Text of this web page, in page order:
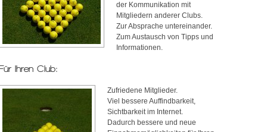
der Kommunikation mit
Mitgliedern anderer Clubs.
Zur Absprache untereinander.
Zum Austausch von Tipps und
Informationen.
Ihren Club:
Zufriedene Mitglieder.
Viel bessere Auffindbarkeit,
Sichtbarkeit im Internet.
Dadurch bessere und neue